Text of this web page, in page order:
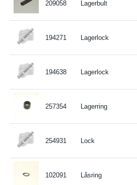
209058 Lagerbult
194271 Lagerlock
194638 Lagerlock
257354 Lagerring
254931 Lock
102091 Låsring